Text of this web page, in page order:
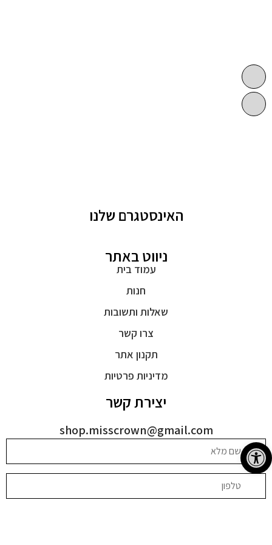
האינסטגרם שלנו
ניווט באתר
עמוד בית
חנות
שאלות ותשובות
צרו קשר
תקנון אתר
מדיניות פרטיות
יצירת קשר
shop.misscrown@gmail.com
פתח סרגל נגישות